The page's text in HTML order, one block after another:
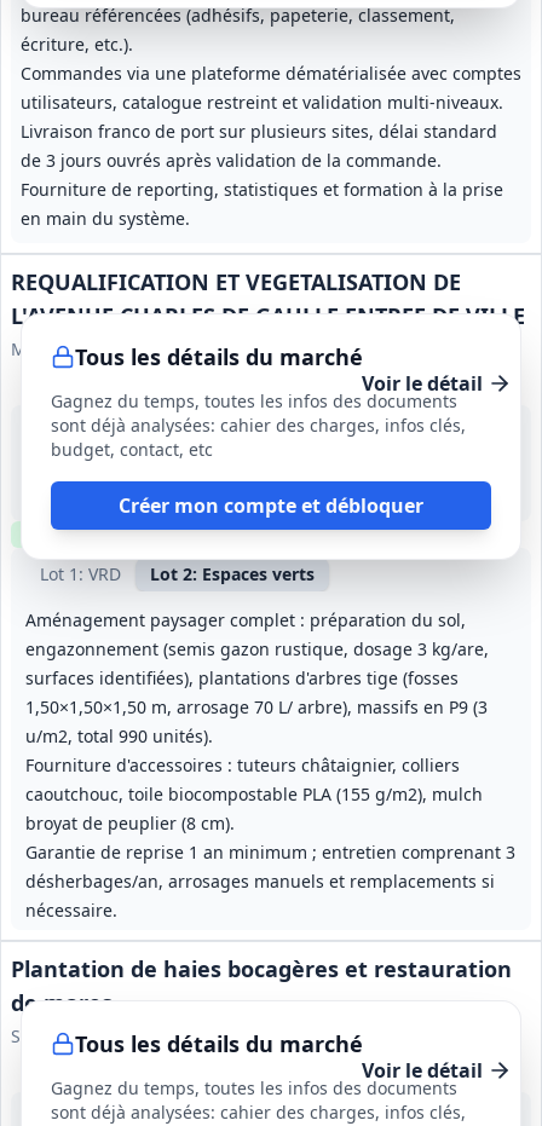
bureau référencées (adhésifs, papeterie, classement,
écriture, etc.).
Commandes via une plateforme dématérialisée avec comptes
utilisateurs, catalogue restreint et validation multi-niveaux.
Livraison franco de port sur plusieurs sites, délai standard
de 3 jours ouvrés après validation de la commande.
Fourniture de reporting, statistiques et formation à la prise
en main du système.
Tous les détails du marché
Gagnez du temps, toutes les infos des documents
sont déjà analysées: cahier des charges, infos clés,
budget, contact, etc
Créer mon compte et débloquer
REQUALIFICATION ET VEGETALISATION DE
L'AVENUE CHARLES DE GAULLE ENTREE DE VILLE
Mairie de Pujols
Voir le détail
Lot 1 : VRD Lot 2: Espaces verts
Aménagement paysager complet : préparation du sol,
engazonnement (semis gazon rustique, dosage 3 kg/are,
surfaces identifiées), plantations d'arbres tige (fosses
1,50×1,50×1,50 m, arrosage 70 L/ arbre), massifs en P9 (3
u/m2, total 990 unités).
Fourniture d'accessoires : tuteurs châtaignier, colliers
caoutchouc, toile biocompostable PLA (155 g/m2), mulch
broyat de peuplier (8 cm).
Garantie de reprise 1 an minimum ; entretien comprenant 3
désherbages/an, arrosages manuels et remplacements si
nécessaire.
10 août 2026
Pujols (47)
7 mois (début prévisionnel 21/09/2026)
Clause environnementale
Tous les détails du marché
Gagnez du temps, toutes les infos des documents
sont déjà analysées: cahier des charges, infos clés,
Plantation de haies bocagères et restauration
de mares
Syndicat mixte du Parc naturel régional Normandie‑Maine
Voir le détail
1 sept. 2026